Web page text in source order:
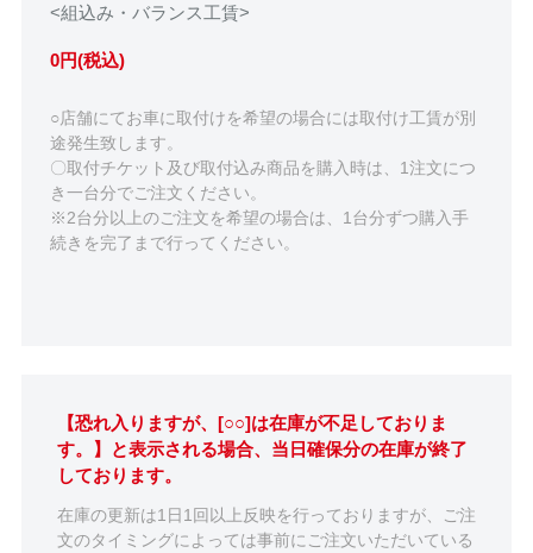
<組込み・バランス工賃>
0円(税込)
○店舗にてお車に取付けを希望の場合には取付け工賃が別
途発生致します。
〇取付チケット及び取付込み商品を購入時は、1注文につ
き一台分でご注文ください。
※2台分以上のご注文を希望の場合は、1台分ずつ購入手
続きを完了まで行ってください。
【恐れ入りますが、[○○]は在庫が不足しておりま
す。】と表示される場合、当日確保分の在庫が終了
しております。
在庫の更新は1日1回以上反映を行っておりますが、ご注
文のタイミングによっては事前にご注文いただいている